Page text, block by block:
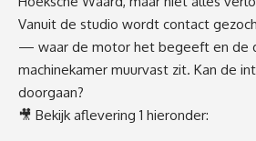
Vanuit de studio wordt contact
— waar de motor het begeeft en de
machinekamer muurvast zit. Kan de
doorgaan?
🎥 Bekijk aflevering 1 hieronder: